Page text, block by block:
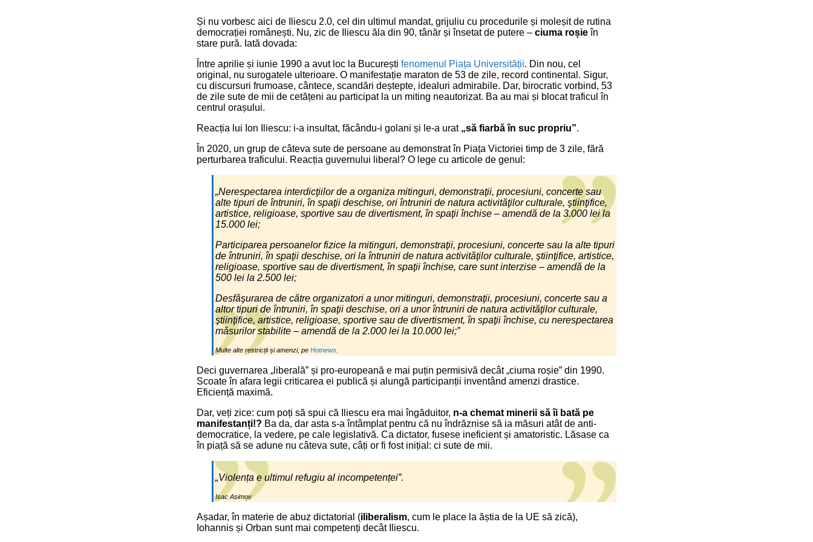
Și nu vorbesc aici de Iliescu 2.0, cel din ultimul mandat, grijuliu cu procedurile și moleșit de rutina
democrației românești. Nu, zic de Iliescu ăla din 90, tânăr și însetat de putere – ciuma roșieîn
stare pură. Iată dovada:
Între aprilie și iunie 1990 a avut loc la București fenomenul Piața Universității. Din nou, cel
original, nu surogatele ulterioare. O manifestație maraton de 53 de zile, record continental. Sigur,
cu discursuri frumoase, cântece, scandări deștepte, idealuri admirabile. Dar, birocratic vorbind, 53
de zile sute de mii de cetățeni au participat la un miting neautorizat. Ba au mai și blocat traficul în
centrul orașului.
Reacția lui Ion Iliescu: i-a insultat, făcându-i golani și le-a urat „să fiarbă în suc propriu”.
În 2020, un grup de câteva sute de persoane au demonstrat în Piața Victoriei timp de 3 zile, fără
perturbarea traficului. Reacția guvernului liberal? O lege cu articole de genul:
„Nerespectarea interdicţiilor de a organiza mitinguri, demonstraţii, procesiuni, concerte sau
alte tipuri de întruniri, în spaţii deschise, ori întruniri de natura activităţilor culturale, ştiinţifice,
artistice, religioase, sportive sau de divertisment, în spaţii închise – amendă de la 3.000 lei la
15.000 lei;
Participarea persoanelor fizice la mitinguri, demonstraţii, procesiuni, concerte sau la alte tipuri
de întruniri, în spaţii deschise, ori la întruniri de natura activităţilor culturale, ştiinţifice, artistice,
religioase, sportive sau de divertisment, în spaţii închise, care sunt interzise – amendă de la
500 lei la 2.500 lei;
Desfăşurarea de către organizatori a unor mitinguri, demonstraţii, procesiuni, concerte sau a
altor tipuri de întruniri, în spaţii deschise, ori a unor întruniri de natura activităţilor culturale,
ştiinţifice, artistice, religioase, sportive sau de divertisment, în spaţii închise, cu nerespectarea
măsurilor stabilite – amendă de la 2.000 lei la 10.000 lei;”
Multe alte restricții și amenzi, pe Hotnews
Deci guvernarea „liberală” și pro-europeană e mai puțin permisivă decât „ciuma roșie” din 1990.
Scoate în afara legii criticarea ei publică și alungă participanții inventând amenzi drastice.
Eficiență maximă.
Dar, veți zice: cum poți să spui că Iliescu era mai îngăduitor, n-a chemat minerii să îi bată pe
manifestanți!? Ba da, dar asta s-a întâmplat pentru că nu îndrăznise să ia măsuri atât de anti-
democratice, la vedere, pe cale legislativă. Ca dictator, fusese ineficient și amatoristic. Lăsase ca
în piață să se adune nu câteva sute, câți or fi fost inițial: ci sute de mii.
„Violența e ultimul refugiu al incompetenței”.
Isac Asimov
Așadar, în materie de abuz dictatorial (iliberalism, cum le place la ăștia de la UE să zică),
Iohannis și Orban sunt mai competenți decât Iliescu.